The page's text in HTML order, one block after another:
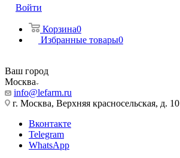
Войти
Корзина0
Избранные товары0
Ваш город
Москва
info@lefarm.ru
г. Москва, Верхняя красносельская, д. 10
Вконтакте
Telegram
WhatsApp